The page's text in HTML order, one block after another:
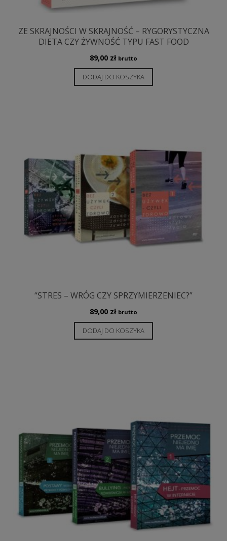
ZE SKRAJNOŚCI W SKRAJNOŚĆ – RYGORYSTYCZNA
DIETA CZY ŻYWNOŚĆ TYPU FAST FOOD
89,00 zł brutto
DODAJ DO KOSZYKA
“STRES – WRÓG CZY SPRZYMIERZENIEC?”
89,00 zł brutto
DODAJ DO KOSZYKA